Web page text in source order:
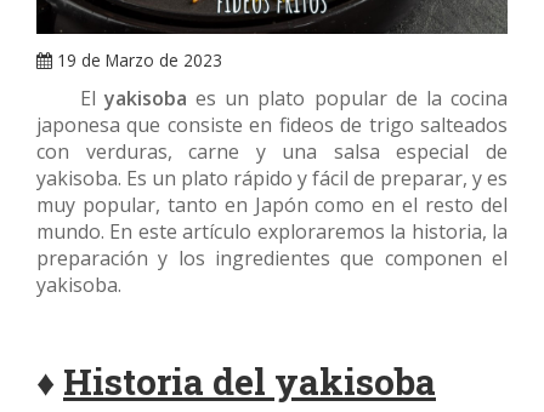
19 de Marzo de 2023
Elyakisobaes un plato popular de la cocina
japonesa que consiste en fideos de trigo salteados
con verduras, carne y una salsa especial de
yakisoba. Es un plato rápido y fácil de preparar, y es
muy popular, tanto en Japón como en el resto del
mundo. En este artículo exploraremos la historia, la
preparación y los ingredientes que componen el
yakisoba.
♦ Historia del yakisoba